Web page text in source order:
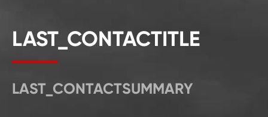
LAST_CONTACTITLE
LAST_CONTACTSUMMARY